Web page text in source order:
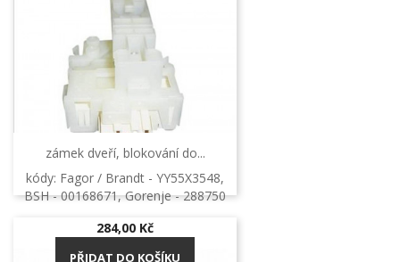
zámek dveří, blokování do...
kódy: Fagor / Brandt - YY55X3548,
BSH - 00168671, Gorenje - 288750
Cena
284,00 Kč
PŘIDAT DO KOŠÍKU